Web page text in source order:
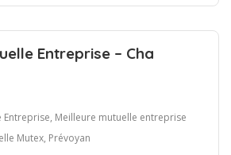
Entreprise – Cha
Entreprise, Meilleure mutuelle entreprise
Mutex, Prévoyan